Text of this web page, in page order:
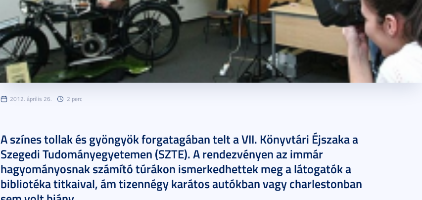
2012. április 26. 2 perc
A színes tollak és gyöngyök forgatagában telt a VII. Könyvtári Éjszaka a
Szegedi Tudományegyetemen (SZTE). A rendezvényen az immár
hagyományosnak számító túrákon ismerkedhettek meg a látogatók a
bibliotéka titkaival, ám tizennégy karátos autókban vagy charlestonban